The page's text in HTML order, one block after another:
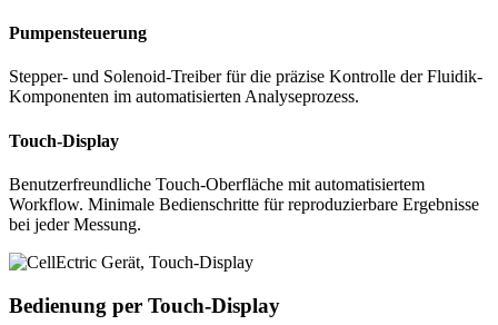
Pumpensteuerung
Stepper- und Solenoid-Treiber für die präzise Kontrolle der Fluidik-
Komponenten im automatisierten Analyseprozess.
Touch-Display
Benutzerfreundliche Touch-Oberfläche mit automatisiertem
Workflow. Minimale Bedienschritte für reproduzierbare Ergebnisse
bei jeder Messung.
Bedienung per Touch-Display